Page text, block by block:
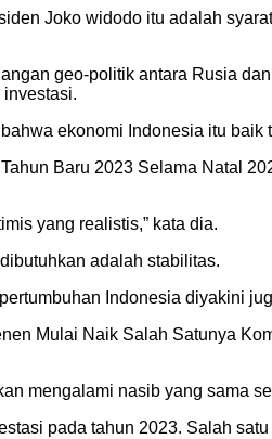
Joko widodo itu adalah
geo-politik antara Rusia
ekonomi Indonesia itu
Baru 2023 Selama Natal
yang realistis,” kata dia.
adalah stabilitas.
Indonesia diyakini
Mulai Naik Salah Satunya
mengalami nasib yang sama
pada tahun 2023. Salah